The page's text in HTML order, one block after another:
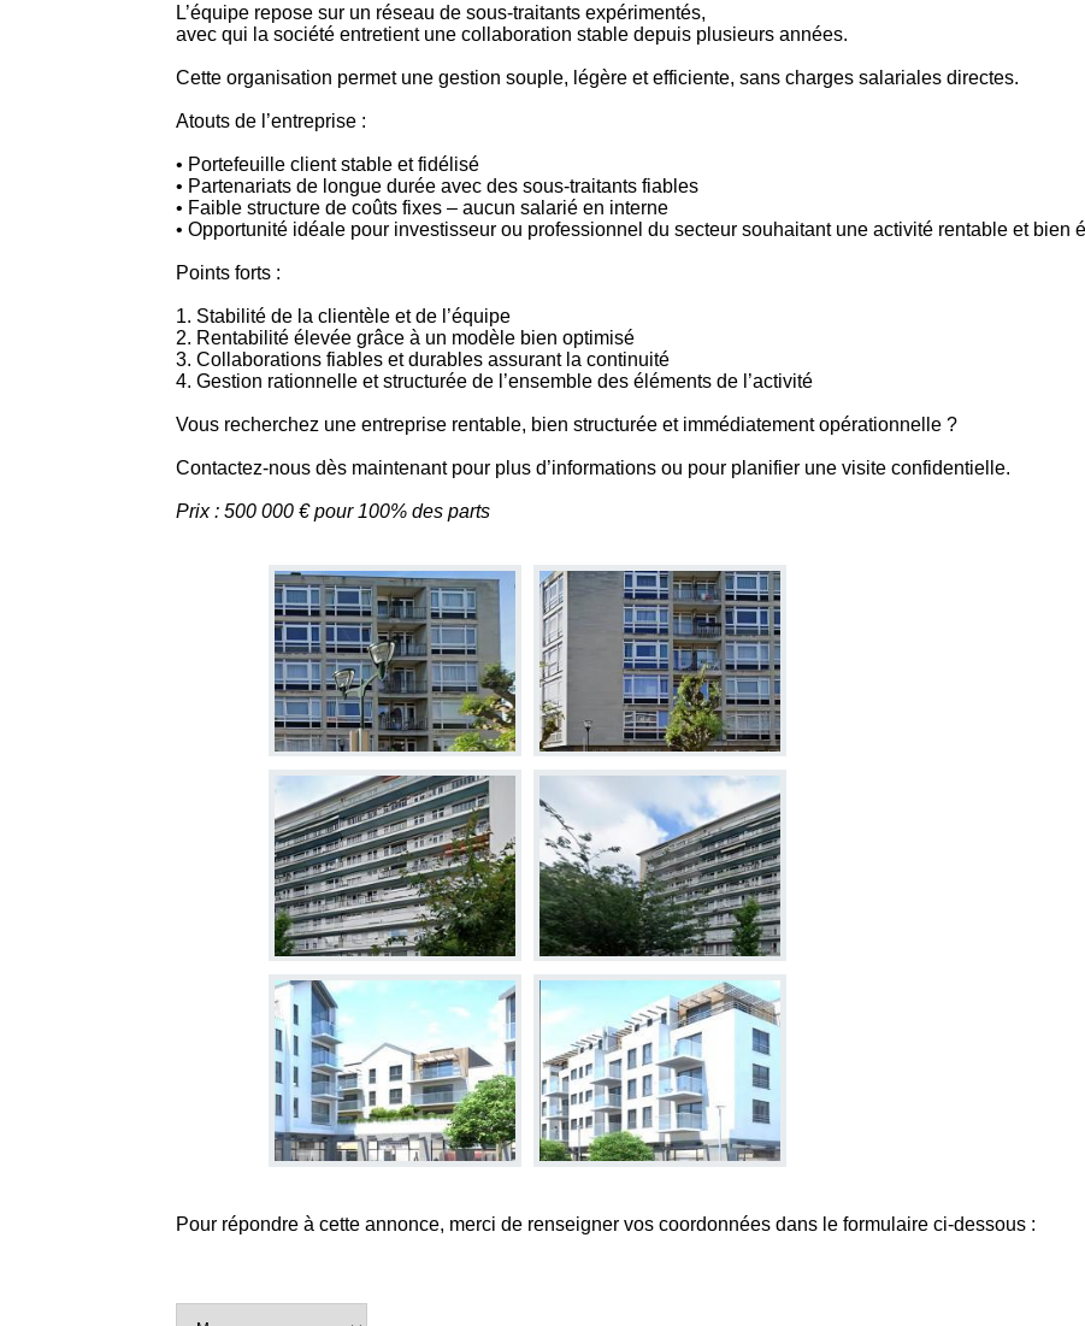
L’équipe repose sur un réseau de sous-traitants expérimentés,
avec qui la société entretient une collaboration stable depuis plusieurs années.
Cette organisation permet une gestion souple, légère et efficiente, sans charges salariales directes.
Atouts de l’entreprise :
• Portefeuille client stable et fidélisé
• Partenariats de longue durée avec des sous-traitants fiables
• Faible structure de coûts fixes – aucun salarié en interne
• Opportunité idéale pour investisseur ou professionnel du secteur souhaitant une activité rentable et bien
Points forts :
1. Stabilité de la clientèle et de l’équipe
2. Rentabilité élevée grâce à un modèle bien optimisé
3. Collaborations fiables et durables assurant la continuité
4. Gestion rationnelle et structurée de l’ensemble des éléments de l’activité
Vous recherchez une entreprise rentable, bien structurée et immédiatement opérationnelle ?
Contactez-nous dès maintenant pour plus d’informations ou pour planifier une visite confidentielle.
Prix : 500 000 € pour 100% des parts
Pour répondre à cette annonce, merci de renseigner vos coordonnées dans le formulaire ci-dessous :